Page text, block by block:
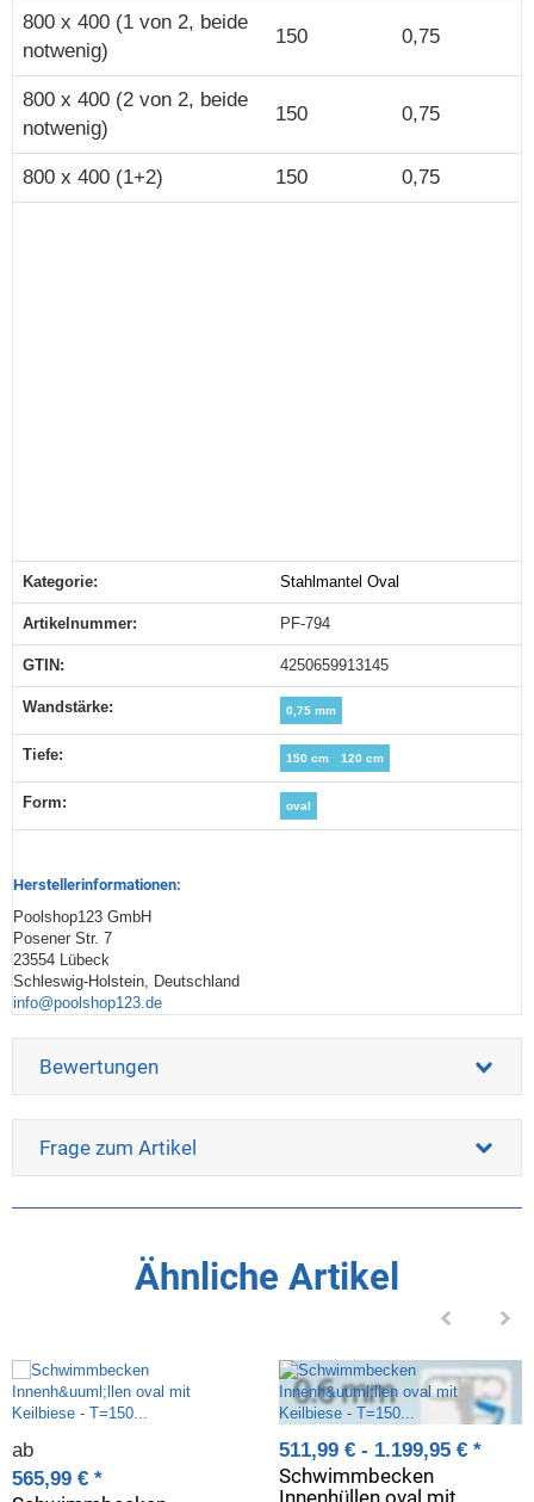
800 x 400 (1 von 2, beide
notwenig)
150 0,75
800 x 400 (2 von 2, beide
notwenig)
150 0,75
800 x 400 (1+2) 150 0,75
Produkteigenschaft
Wert
Kategorie: Stahlmantel Oval
Artikelnummer: PF-794
GTIN: 4250659913145
Wandstärke‍: 0,75 mm
Tiefe‍: 150 cm 120 cm
Form‍: oval
Herstellerinformationen:
Poolshop123 GmbH
Posener Str. 7
23554 Lübeck
Schleswig-Holstein, Deutschland
info@poolshop123.de
Bewertungen
Frage zum Artikel
Ähnliche Artikel
ab
565,99 € *
Schwimmbecken
511,99 € - 1.199,95 € *